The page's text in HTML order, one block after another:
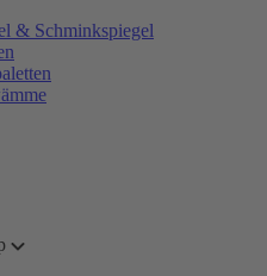
& Schminkspiegel